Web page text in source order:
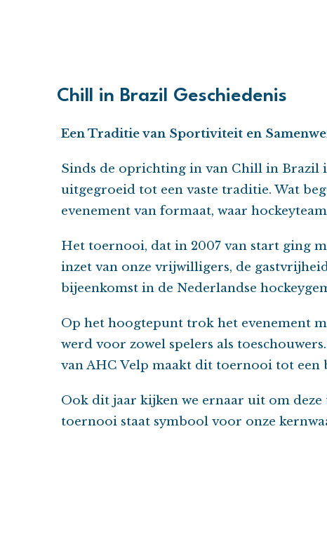
Chill in Brazil Geschiedenis
Een Traditie van Sportiviteit en
Sinds de oprichting in van Chill in Brazil
uitgegroeid tot een vaste traditie. Wat
evenement van formaat, waar
Het toernooi, dat in 2007 van start ging
inzet van onze vrijwilligers, de
bijeenkomst in de Nederlandse
Op het hoogtepunt trok het evenement
werd voor zowel spelers als
van AHC Velp maakt dit toernooi tot
Ook dit jaar kijken we ernaar uit om
toernooi staat symbool voor onze